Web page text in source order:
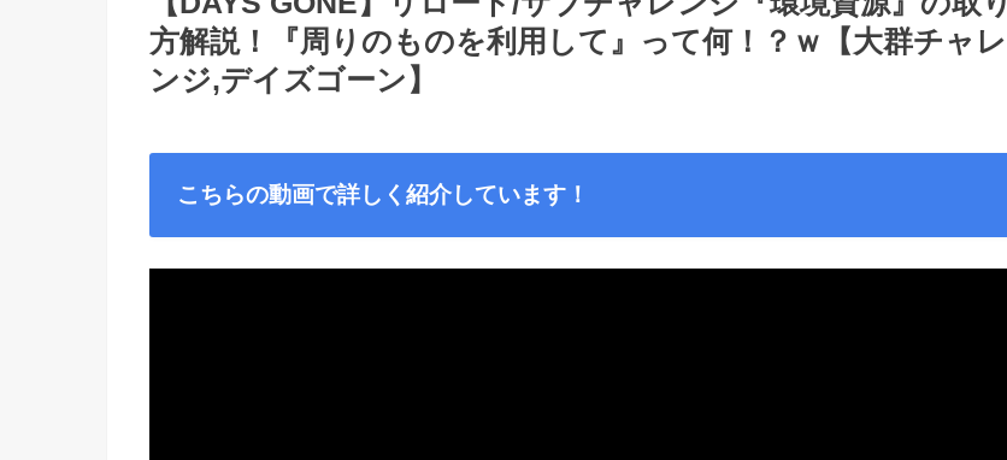
方解説！『周りのものを利用して』って何！？ｗ【大群チャレ
ンジ,デイズゴーン】
こちらの動画で詳しく紹介しています！